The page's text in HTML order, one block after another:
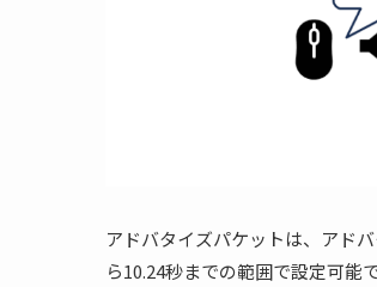
アドバタイズパケットは、アド
ら10.24秒までの範囲で設定可